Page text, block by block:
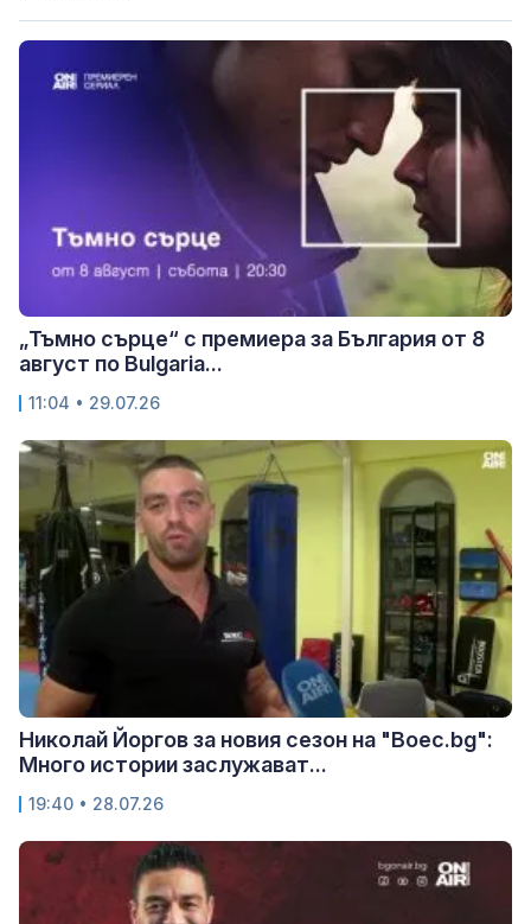
„Тъмно сърце“ с премиера за България от 8
август по Bulgaria...
11:04 • 29.07.26
Николай Йоргов за новия сезон на "Boec.bg":
Много истории заслужават...
19:40 • 28.07.26